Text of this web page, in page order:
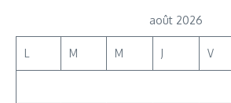
août 2026
L M M J V